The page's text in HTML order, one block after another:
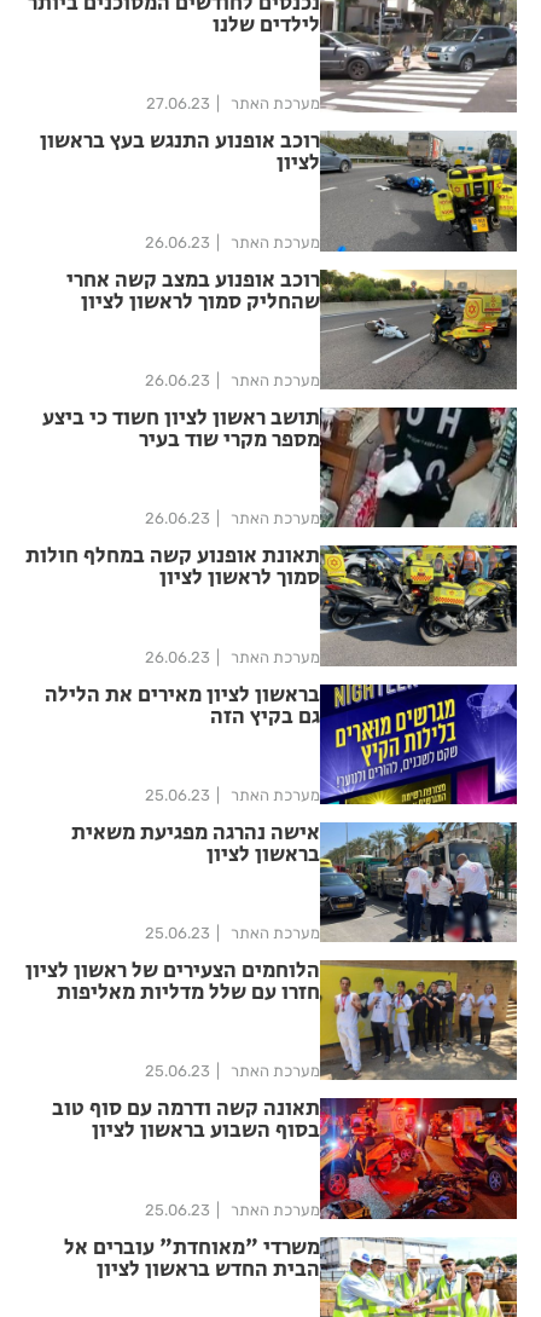
לילדים שלנו
מערכת האתר 27.06.23
רוכב אופנוע התנגש בעץ בראשון
לציון
מערכת האתר 26.06.23
רוכב אופנוע במצב קשה אחרי
שהחליק סמוך לראשון לציון
מערכת האתר 26.06.23
תושב ראשון לציון חשוד כי ביצע
מספר מקרי שוד בעיר
מערכת האתר 26.06.23
תאונת אופנוע קשה במחלף חולות
סמוך לראשון לציון
מערכת האתר 26.06.23
בראשון לציון מאירים את הלילה
גם בקיץ הזה
מערכת האתר 25.06.23
אישה נהרגה מפגיעת משאית
בראשון לציון
מערכת האתר 25.06.23
הלוחמים הצעירים של ראשון לציון
חזרו עם שלל מדליות מאליפות
מערכת האתר 25.06.23
תאונה קשה ודרמה עם סוף טוב
בסוף השבוע בראשון לציון
מערכת האתר 25.06.23
משרדי "מאוחדת" עוברים אל
הבית החדש בראשון לציון